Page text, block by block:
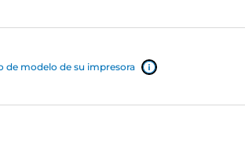
de modelo de su impresora